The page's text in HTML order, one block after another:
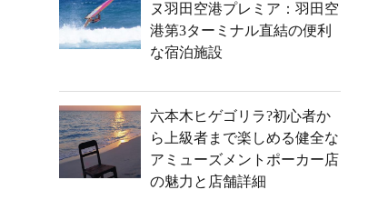
ヌ羽田空港プレミア：羽田空
港第3ターミナル直結の便利
な宿泊施設
六本木ヒゲゴリラ?初心者か
ら上級者まで楽しめる健全な
アミューズメントポーカー店
の魅力と店舗詳細